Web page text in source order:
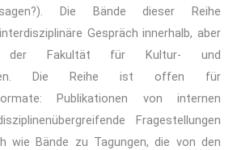
Die Bände dieser Reihe
Gespräch innerhalb, aber
der Fakultät für Kultur- und
Die Reihe ist offen für
Publikationen von internen
Fragestellungen
wie Bände zu Tagungen, die von den